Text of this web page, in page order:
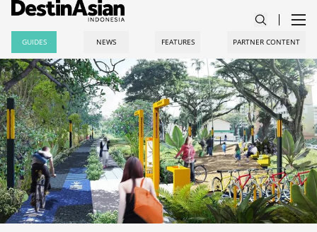
GUIDES NEWS FEATURES PARTNER CONTENT